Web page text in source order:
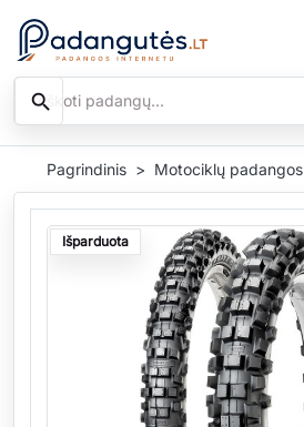
Ieškoti
search
Pagrindinis Motociklų padangos
Išparduota